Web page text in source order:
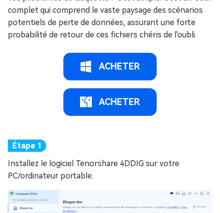
complet qui comprend le vaste paysage des scénarios
potentiels de perte de données, assurant une forte
probabilité de retour de ces fichiers chéris de l'oubli.
ACHETER
ACHETER
Installez le logiciel Tenorshare 4DDIG sur votre
PC/ordinateur portable.